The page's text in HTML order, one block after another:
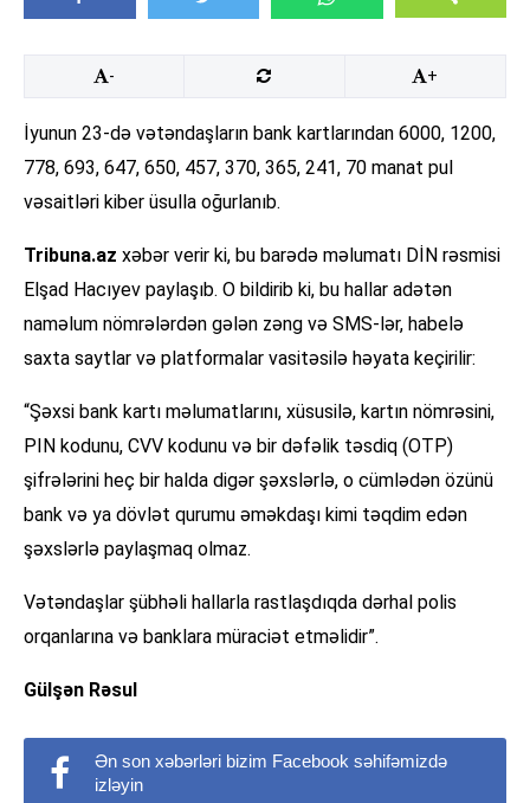
- +
İyunun 23-də vətəndaşların bank kartlarından 6000, 1200,
778, 693, 647, 650, 457, 370, 365, 241, 70 manat pul
vəsaitləri kiber üsulla oğurlanıb.
Tribuna.az xəbər verir ki, bu barədə məlumatı DİN rəsmisi
Elşad Hacıyev paylaşıb. O bildirib ki, bu hallar adətən
naməlum nömrələrdən gələn zəng və SMS-lər, habelə
saxta saytlar və platformalar vasitəsilə həyata keçirilir:
“Şəxsi bank kartı məlumatlarını, xüsusilə, kartın nömrəsini,
PIN kodunu, CVV kodunu və bir dəfəlik təsdiq (OTP)
şifrələrini heç bir halda digər şəxslərlə, o cümlədən özünü
bank və ya dövlət qurumu əməkdaşı kimi təqdim edən
şəxslərlə paylaşmaq olmaz.
Vətəndaşlar şübhəli hallarla rastlaşdıqda dərhal polis
orqanlarına və banklara müraciət etməlidir”.
Gülşən Rəsul
Ən son xəbərləri bizim Facebook səhifəmizdə
izləyin